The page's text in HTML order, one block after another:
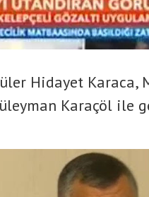
Hidayet
Karaçöl ile